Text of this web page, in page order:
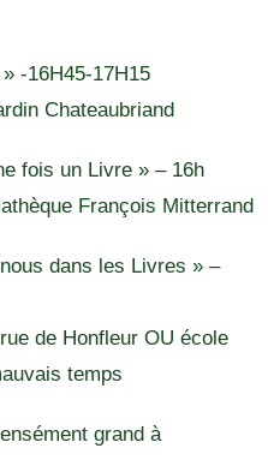
-16H45-17H15
Chateaubriand
fois un Livre » – 16h
François Mitterrand
dans les Livres » –
de Honfleur OU école
temps
grand à